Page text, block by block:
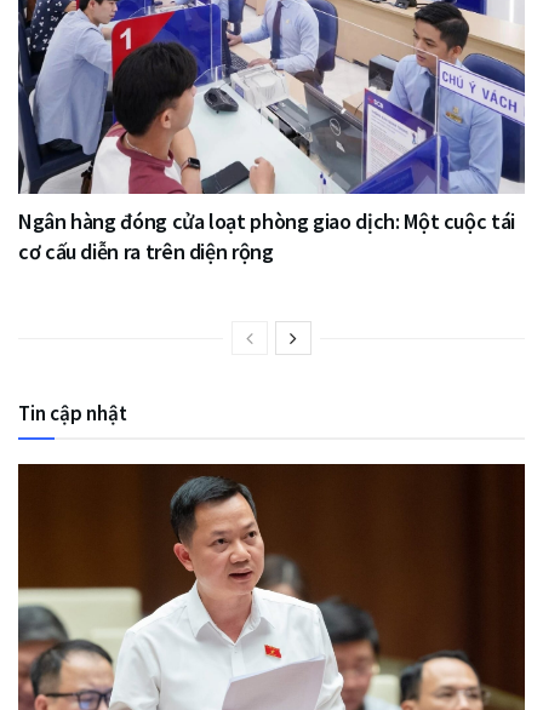
Ngân hàng đóng cửa loạt phòng giao dịch: Một cuộc tái
cơ cấu diễn ra trên diện rộng
Tin cập nhật